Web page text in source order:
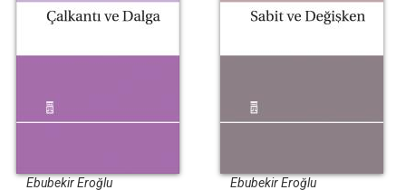
Ebubekir Eroğlu Ebubekir Eroğlu